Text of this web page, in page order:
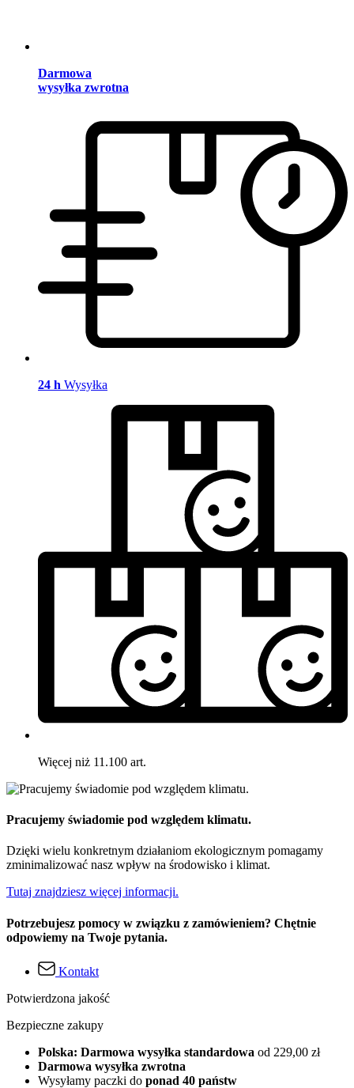
Darmowa
wysyłka zwrotna
24 h Wysyłka
Więcej niż 11.100 art.
Pracujemy świadomie pod względem klimatu.
Dzięki wielu konkretnym działaniom ekologicznym pomagamy
zminimalizować nasz wpływ na środowisko i klimat.
Tutaj znajdziesz więcej informacji.
Potrzebujesz pomocy w związku z zamówieniem? Chętnie
odpowiemy na Twoje pytania.
Kontakt
Potwierdzona jakość
Bezpieczne zakupy
Polska: Darmowa wysyłka standardowa od 229,00 zł
Darmowa wysyłka zwrotna
Wysyłamy paczki do ponad 40 państw